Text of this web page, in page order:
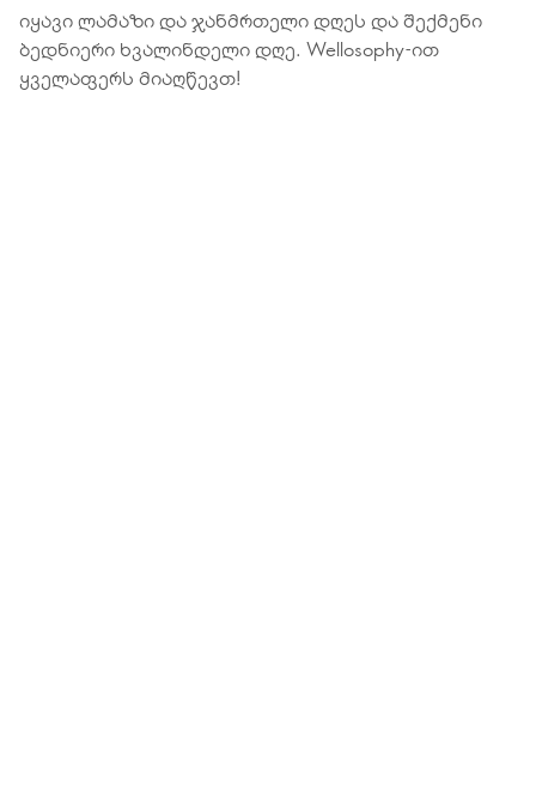
იყავი ლამაზი და ჯანმრთელი დღეს და შექმენი
ბედნიერი ხვალინდელი დღე. Wellosophy-ით
ყველაფერს მიაღწევთ!